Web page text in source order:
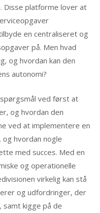
Disse platforme lover at
en centraliseret og
på. Men hvad
og hvordan kan den
autonomi?
ved først at
og hvordan den
ved at implementere en
hvordan nogle
med succes. Med en
og operationelle
virkelig kan stå
og udfordringer, der
samt kigge på de